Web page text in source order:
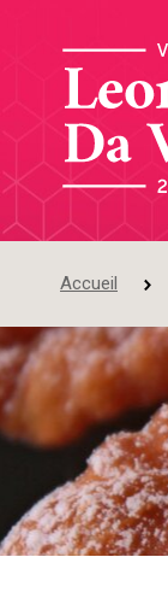
Accueil